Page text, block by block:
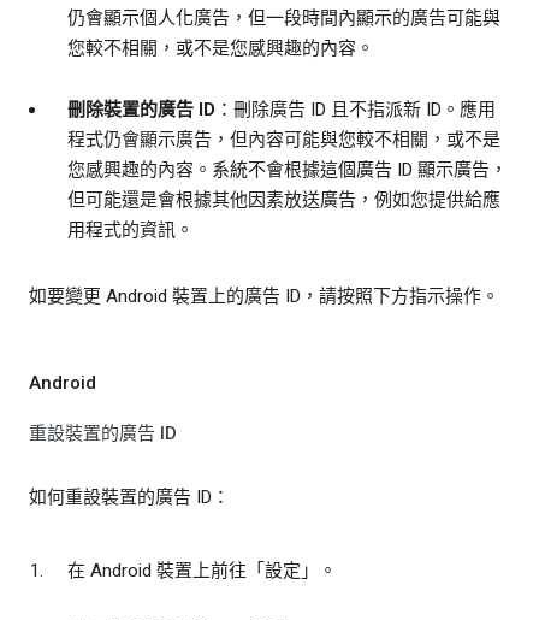
仍會顯示個人化廣告，但一段時間內顯示的廣告可能與
您較不相關，或不是您感興趣的內容。
刪除裝置的廣告 ID ：刪除廣告 ID 且不指派新 ID。應用
程式仍會顯示廣告，但內容可能與您較不相關，或不是
您感興趣的內容。系統不會根據這個廣告 ID 顯示廣告，
但可能還是會根據其他因素放送廣告，例如您提供給應
用程式的資訊。
如要變更 Android 裝置上的廣告 ID，請按照下方指示操作。
Android
重設裝置的廣告 ID
如何重設裝置的廣告 ID：
在 Android 裝置上前往「設定」 。